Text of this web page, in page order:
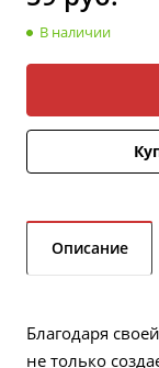
В наличии
Описание
Благодаря
не только